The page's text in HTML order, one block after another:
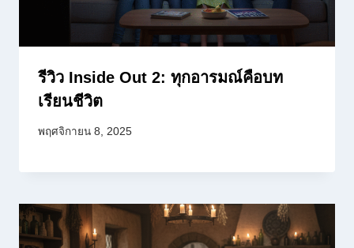
รีวิว Inside Out 2: ทุกอารมณ์คือบท
เรียนชีวิต
พฤศจิกายน 8, 2025